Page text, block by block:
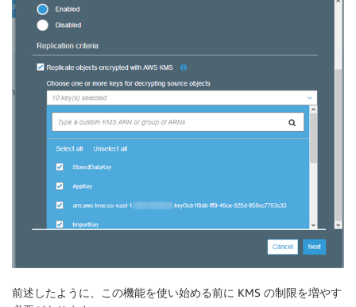
前述したように、この機能を使い始める前に KMS の制限を増やす